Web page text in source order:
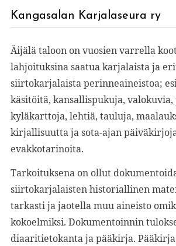
Kangasalan Karjalaseura ry
Äijälä taloon on vuosien varrella
lahjoituksina saatua karjalaista ja
siirtokarjalaista perinneaineistoa;
käsitöitä, kansallispukuja,
kyläkarttoja, lehtiä, tauluja,
kirjallisuutta ja sota-ajan
evakkotarinoita.
Tarkoituksena on ollut
siirtokarjalaisten historiallinen
tarkasti ja jaotellamuu aineisto
kokoelmiksi. Dokumentoinnin
diaaritietokanta ja pääkirja.